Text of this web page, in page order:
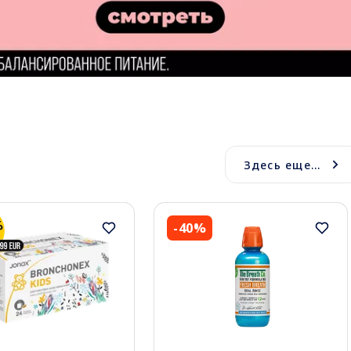
Здесь еще...
-40%